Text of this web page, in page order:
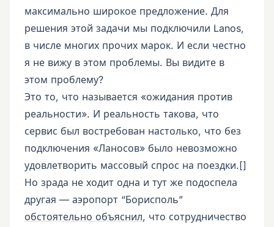
максимально широкое предложение. Для
решения этой задачи мы подключили Lanos,
в числе многих прочих марок. И если честно
я не вижу в этом проблемы. Вы видите в
этом проблему?
Это то, что называется «ожидания против
реальности». И реальность такова, что
сервис был востребован настолько, что без
подключения «Ланосов» было невозможно
удовлетворить массовый спрос на поездки.[]
Но зрада не ходит одна и тут же подоспела
другая — аэропорт “Борисполь”
обстоятельно объяснил, что сотрудничество